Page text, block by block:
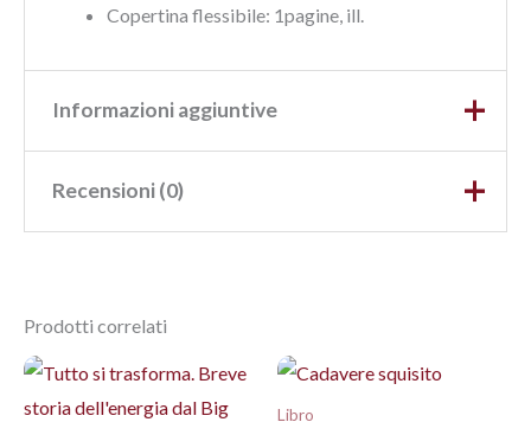
Copertina flessibile: 1pagine, ill.
Informazioni aggiuntive
Peso
Recensioni (0)
Recensisci per primo
“Ventiquattromila baci”
Prodotti correlati
Libro